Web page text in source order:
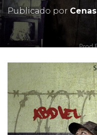
Publicado por Cenas